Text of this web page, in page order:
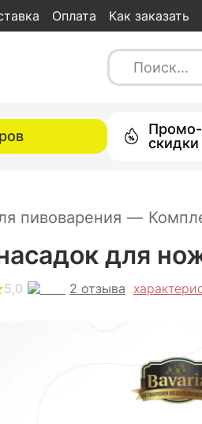
Оплата Как заказать
скидки
пивоварения —
насадок для ножек
для
5,0 2 отзыва